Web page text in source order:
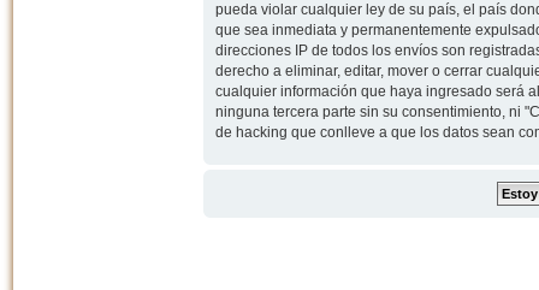
pueda violar cualquier ley de su país, el país
que sea inmediata y permanentemente
direcciones IP de todos los envíos son
derecho a eliminar, editar, mover o cerrar
cualquier información que haya ingresado será
ninguna tercera parte sin su consentimiento, ni
de hacking que conlleve a que los datos sean